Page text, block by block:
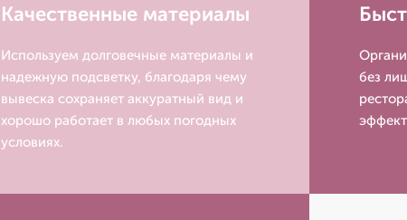
Качественные материалы
Используем долговечные материалы и
надежную подсветку, благодаря чему
вывеска сохраняет аккуратный вид и
хорошо работает в любых погодных
условиях.
без